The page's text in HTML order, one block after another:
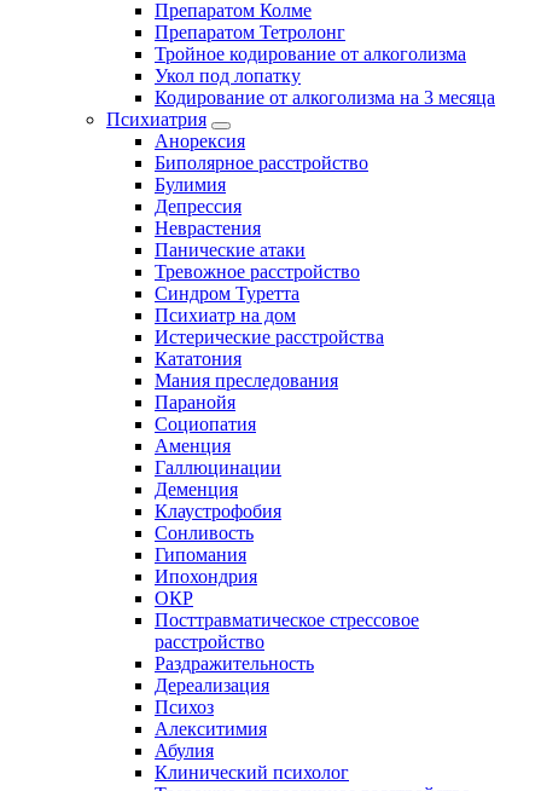
Препаратом Колме
Препаратом Тетролонг
Тройное кодирование от алкоголизма
Укол под лопатку
Кодирование от алкоголизма на 3 месяца
Психиатрия
Анорексия
Биполярное расстройство
Булимия
Депрессия
Неврастения
Панические атаки
Тревожное расстройство
Синдром Туретта
Психиатр на дом
Истерические расстройства
Кататония
Мания преследования
Паранойя
Социопатия
Аменция
Галлюцинации
Деменция
Клаустрофобия
Сонливость
Гипомания
Ипохондрия
ОКР
Посттравматическое стрессовое
расстройство
Раздражительность
Дереализация
Психоз
Алекситимия
Абулия
Клинический психолог